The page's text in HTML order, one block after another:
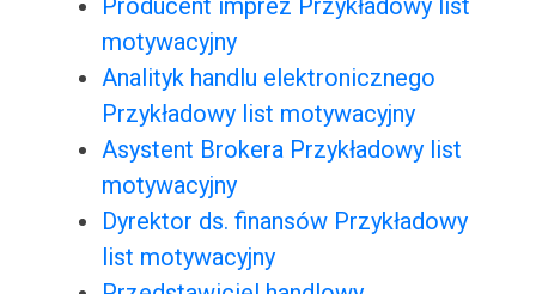
Producent imprez Przykładowy list
motywacyjny
Analityk handlu elektronicznego
Przykładowy list motywacyjny
Asystent Brokera Przykładowy list
motywacyjny
Dyrektor ds. finansów Przykładowy
list motywacyjny